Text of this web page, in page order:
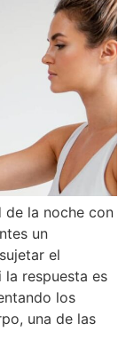
de la noche con
un
el
respuesta es
los
una de las